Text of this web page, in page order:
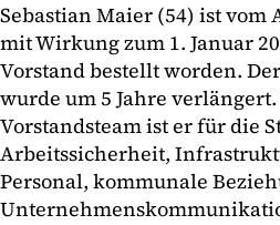
Sebastian Maier (54) ist vom
mit Wirkung zum 1. Januar
Vorstand bestellt worden.
wurde um 5 Jahre
Vorstandsteam ist er für die
Arbeitssicherheit,
Personal, kommunale